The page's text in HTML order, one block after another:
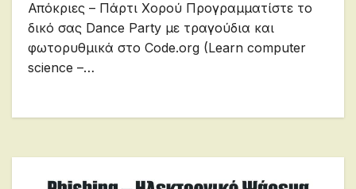
Απόκριες – Πάρτι Χορού Προγραμματίστε το
δικό σας Dance Party με τραγούδια και
φωτορυθμικά στο Code.org (Learn computer
science –…